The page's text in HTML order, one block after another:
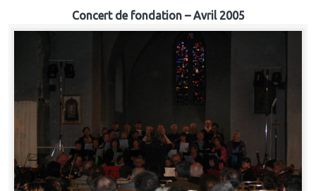
Concert de fondation – Avril 2005